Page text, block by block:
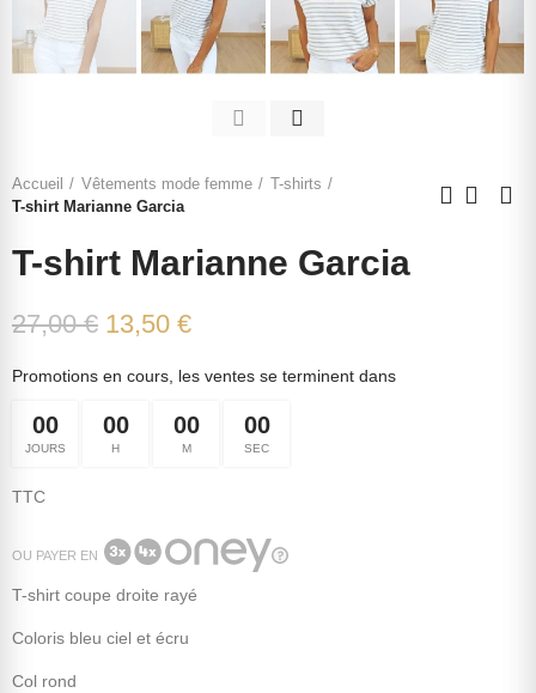
Accueil Vêtements mode femme
T-shirts
T-shirt Marianne Garcia
T-shirt Marianne Garcia
27,00 € 13,50 €
Promotions en cours, les ventes se terminent dans
00
JOURS
00
H
00
M
00
SEC
TTC
OU PAYER EN
T-shirt coupe droite rayé
Coloris bleu ciel et écru
Col rond